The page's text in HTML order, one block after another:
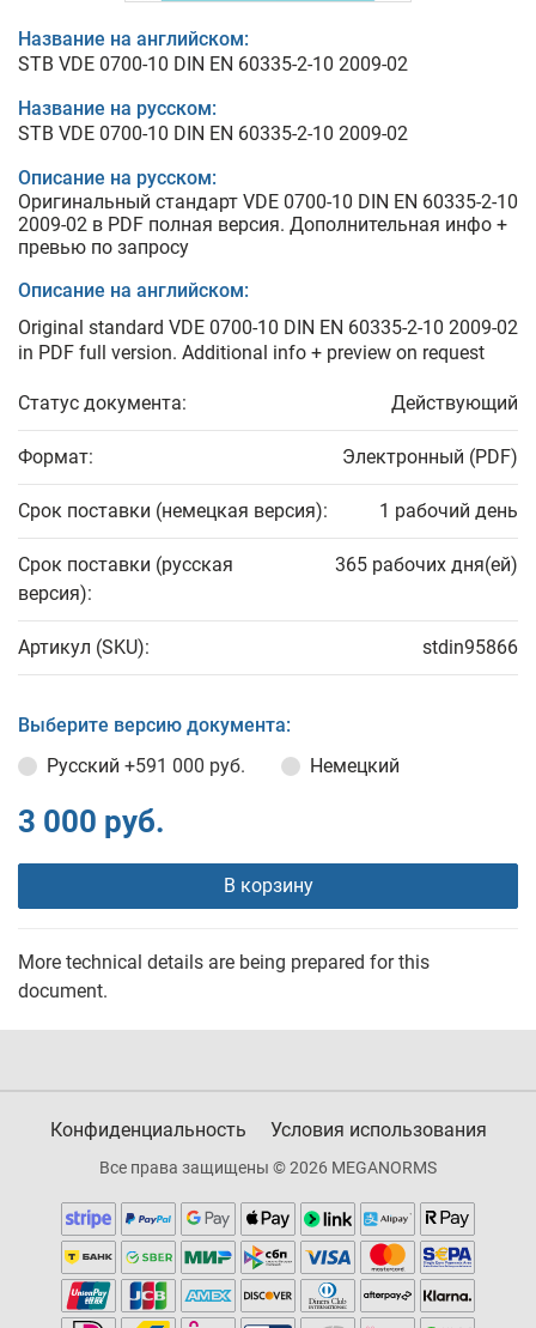
Название на английском:
STB VDE 0700-10 DIN EN 60335-2-10 2009-02
Название на русском:
STB VDE 0700-10 DIN EN 60335-2-10 2009-02
Описание на русском:
Оригинальный стандарт VDE 0700-10 DIN EN 60335-2-10
2009-02 в PDF полная версия. Дополнительная инфо +
превью по запросу
Описание на английском:
Original standard VDE 0700-10 DIN EN 60335-2-10 2009-02
in PDF full version. Additional info + preview on request
Статус документа: Действующий
Формат: Электронный (PDF)
Срок поставки (немецкая версия): 1 рабочий день
Срок поставки (русская
версия):
365 рабочих дня(ей)
Артикул (SKU): stdin95866
Выберите версию документа:
Русский +591 000 руб. Немецкий
3 000 руб.
В корзину
More technical details are being prepared for this
document.
Конфиденциальность Условия использования
Все права защищены © 2026 MEGANORMS